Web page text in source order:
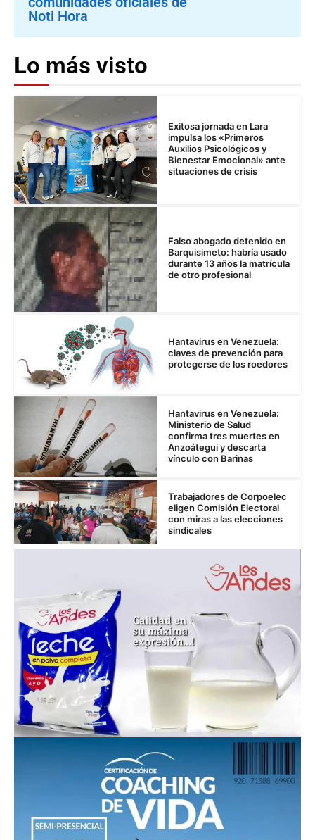
Noti Hora
Lo más visto
Exitosa jornada en Lara
impulsa los «Primeros
Auxilios Psicológicos y
Bienestar Emocional» ante
situaciones de crisis
Falso abogado detenido en
Barquisimeto: habría usado
durante 13 años la matrícula
de otro profesional
Hantavirus en Venezuela:
claves de prevención para
protegerse de los roedores
Hantavirus en Venezuela:
Ministerio de Salud
confirma tres muertes en
Anzoátegui y descarta
vínculo con Barinas
Trabajadores de Corpoelec
eligen Comisión Electoral
con miras a las elecciones
sindicales